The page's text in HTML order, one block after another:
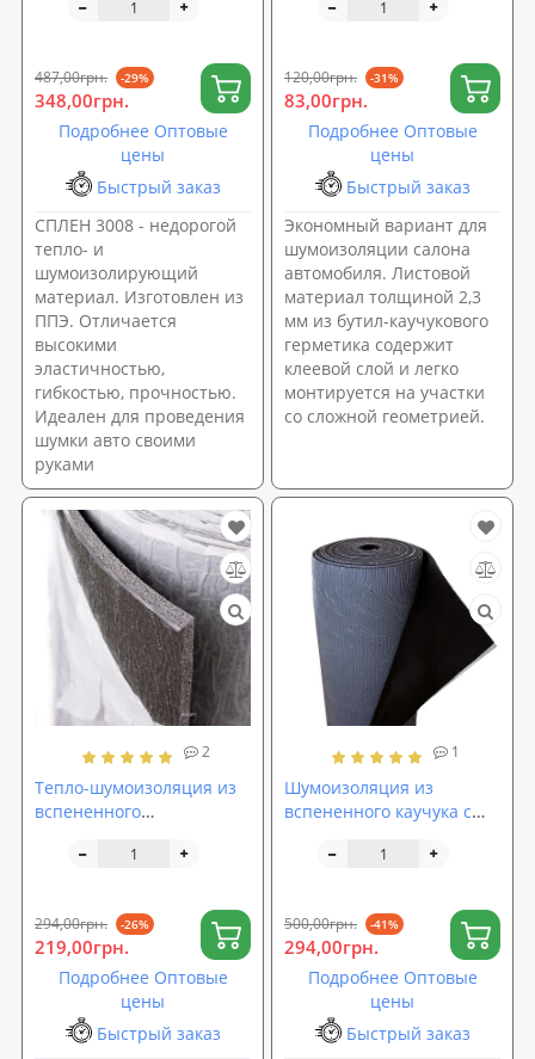
полиэтилена ППЭ 8мм с
487,00грн. -29%
348,00грн.
Подробнее Оптовые
цены
Быстрый заказ
СПЛЕН 3008 - недорогой
тепло- и
шумоизолирующий
материал. Изготовлен из
ППЭ. Отличается
высокими
эластичностью,
гибкостью, прочностью.
Идеален для проведения
шумки авто своими
руками
шумовиброизоляция
120,00грн. -31%
83,00грн.
Подробнее Оптовые
цены
Быстрый заказ
Экономный вариант для
шумоизоляции салона
автомобиля. Листовой
материал толщиной 2,3
мм из бутил-каучукового
герметика содержит
клеевой слой и легко
монтируется на участки
со сложной геометрией.
2
Тепло-шумоизоляция из
вспененного
8мм с липким слоем
294,00грн. -26%
219,00грн.
Подробнее Оптовые
цены
Быстрый заказ
1
Шумоизоляция из
вспененного каучука с
SoundProOFF Flex 6мм
500,00грн. -41%
294,00грн.
Подробнее Оптовые
цены
Быстрый заказ